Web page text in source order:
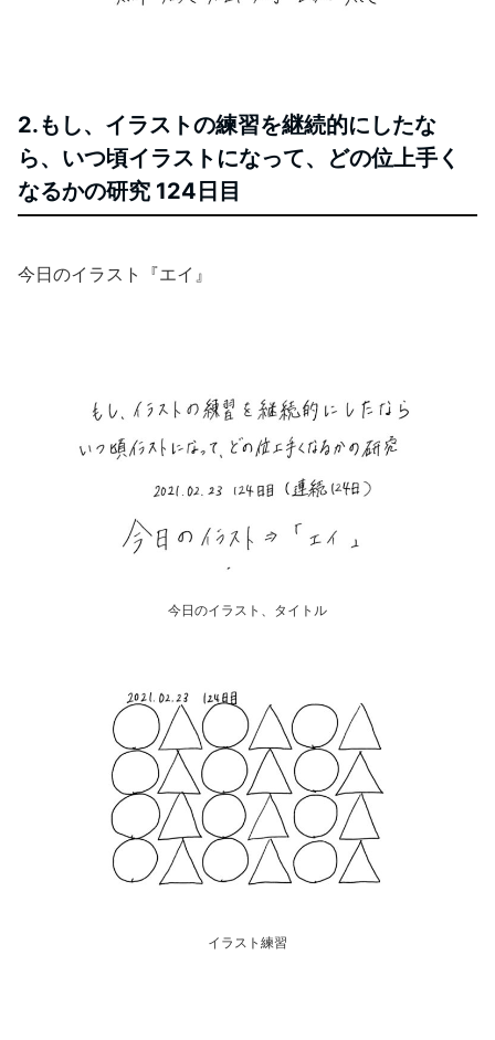
2.もし、イラストの練習を継続的にしたな
ら、いつ頃イラストになって、どの位上手く
なるかの研究 124日目
今日のイラスト『エイ』
今日のイラスト、タイトル
イラスト練習